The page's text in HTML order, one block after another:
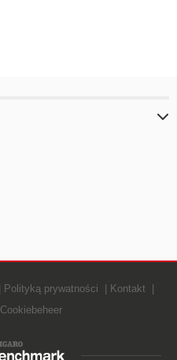
Polityką prywatności
Kontakt
Cookiebeheer